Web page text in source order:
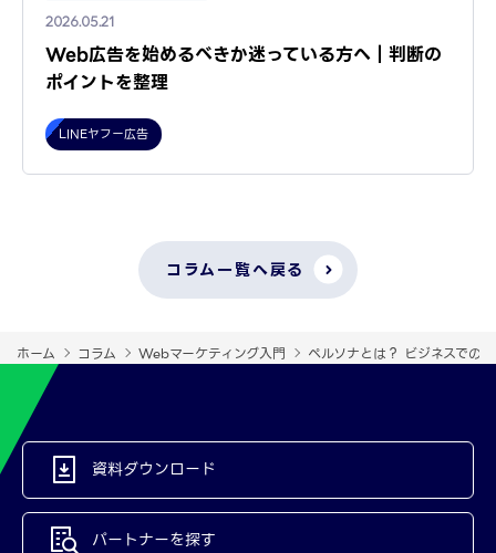
2026.05.21
Web広告を始めるべきか迷っている方へ｜判断の
ポイントを整理
LINEヤフー広告
コラム一覧へ戻る
ホーム コラム Webマーケティング入門 ペルソナとは？ ビジネスでの
資料ダウンロード
パートナーを探す